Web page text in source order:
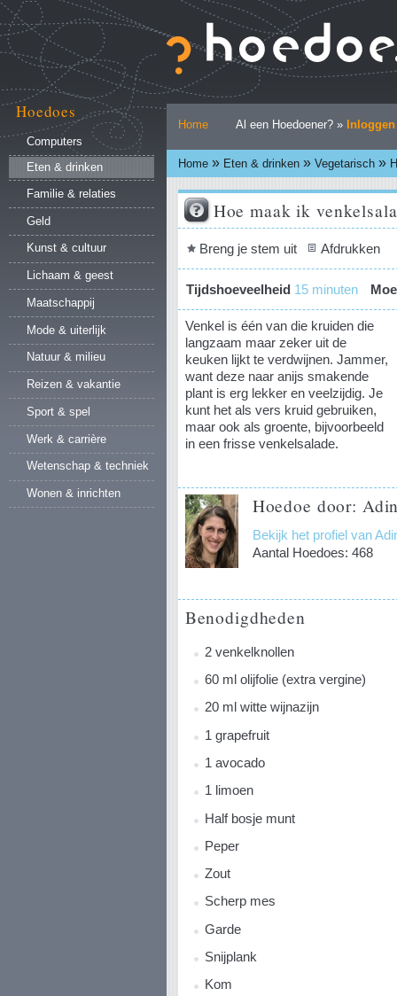
naar
inhoud.
Ga
naar
navigatie
Persoonlijke
hulpmiddelen
Home Al een Hoedoener? » Inloggen
Home » Eten & drinken » Vegetarisch »
Hoedoes
Computers
Eten & drinken
Familie & relaties
Geld
Kunst & cultuur
Lichaam & geest
Maatschappij
Mode & uiterlijk
Natuur & milieu
Reizen & vakantie
Sport & spel
Werk & carrière
Wetenschap & techniek
Wonen & inrichten
Hoe maak ik
Document
Breng je stem uit Afdrukken
Tijdshoeveelheid 15 minuten
Venkel is één van die kruiden die
langzaam maar zeker uit de
keuken lijkt te verdwijnen. Jammer,
want deze naar anijs smakende
plant is erg lekker en veelzijdig. Je
kunt het als vers kruid gebruiken,
maar ook als groente, bijvoorbeeld
in een frisse venkelsalade.
Hoedoe door:
Bekijk het profiel van
Aantal Hoedoes: 468
Benodigdheden
2 venkelknollen
60 ml olijfolie (extra vergine)
20 ml witte wijnazijn
1 grapefruit
1 avocado
1 limoen
Half bosje munt
Peper
Zout
Scherp mes
Garde
Snijplank
Kom